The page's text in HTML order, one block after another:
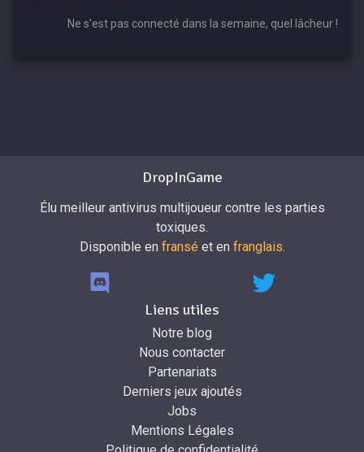
Ne s'est pas connecté dans la semaine, quel lâcheur !
DropInGame
Élu meilleur antivirus multijoueur contre les parties
toxiques.
Disponible en fransé et en franglais.
Liens utiles
Notre blog
Nous contacter
Partenariats
Derniers jeux ajoutés
Jobs
Mentions Légales